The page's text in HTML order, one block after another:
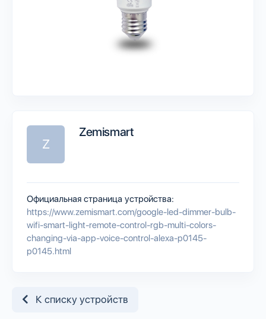
Z
Zemismart
Официальная страница устройства:
https://www.zemismart.com/google-led-dimmer-bulb-
wifi-smart-light-remote-control-rgb-multi-colors-
changing-via-app-voice-control-alexa-p0145-
p0145.html
К списку устройств